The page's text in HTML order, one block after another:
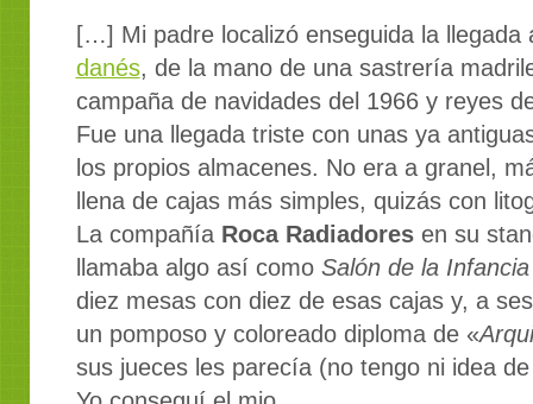
[…] Mi padre localizó enseguida la llegada
danés, de la mano de una sastrería
campaña de navidades del 1966 y reyes
Fue una llegada triste con unas ya
los propios almacenes. No era a granel,
llena de cajas más simples, quizás con
La compañía Roca Radiadoresen su
llamaba algo así como Salón de la
diez mesas con diez de esas cajas y, a
un pomposo y coloreado diploma de «
sus jueces les parecía (no tengo ni idea